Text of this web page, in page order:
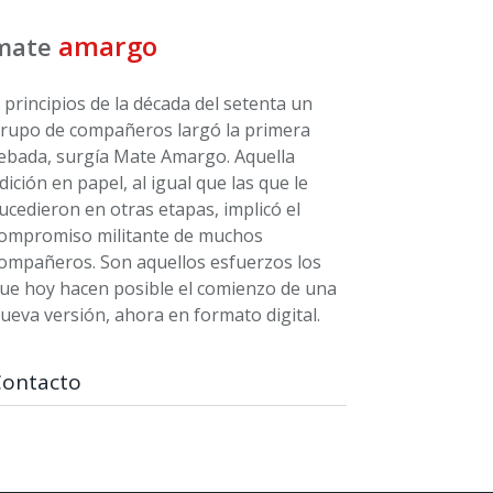
amargo
principios de la década del setenta un
de compañeros largó la primera
surgía Mate Amargo. Aquella
en papel, al igual que las que le
en otras etapas, implicó el
militante de muchos
Son aquellos esfuerzos los
hoy hacen posible el comienzo de una
versión, ahora en formato digital.